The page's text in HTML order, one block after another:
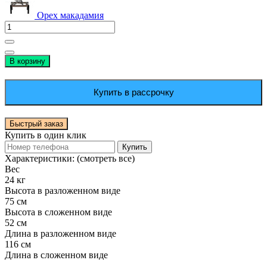
Орех макадамия
В корзину
Купить в рассрочку
Быстрый заказ
Купить в один клик
Купить
Характеристики: (смотреть все)
Вес
24 кг
Высота в разложенном виде
75 см
Высота в сложенном виде
52 см
Длина в разложенном виде
116 см
Длина в сложенном виде